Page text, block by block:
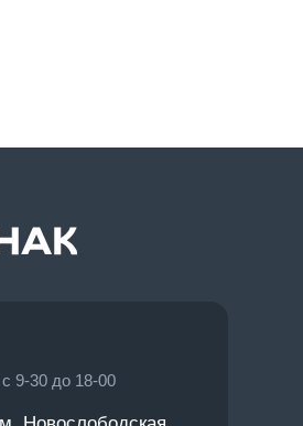
9-30 до 18-00